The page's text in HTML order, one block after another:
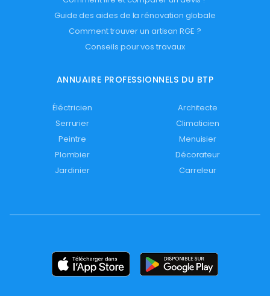
Guide des aides de la rénovation globale
Comment trouver un artisan RGE ?
Conseils pour vos travaux
ANNUAIRE PROFESSIONNELS DU BTP
Éléctricien
Architecte
Serrurier
Climaticien
Peintre
Menuisier
Plombier
Décorateur
Jardinier
Carreleur